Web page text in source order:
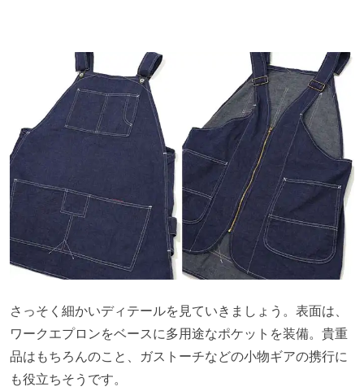
さっそく細かいディテールを見ていきましょう。表面は、
ワークエプロンをベースに多用途なポケットを装備。貴重
品はもちろんのこと、ガストーチなどの小物ギアの携行に
も役立ちそうです。